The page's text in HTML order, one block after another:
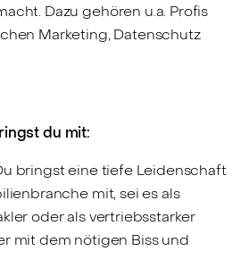
Dazu gehören u.a. Profis
Marketing, Datenschutz
du mit:
bringst eine tiefe Leidenschaft
mit, sei es als
oder als vertriebsstarker
mit dem nötigen Biss und